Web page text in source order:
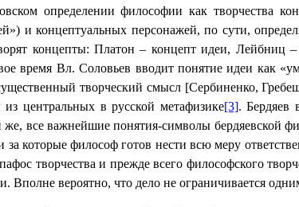
определении философии как творчества
и концептуальных персонажей, по сути,
концепты: Платон – концепт идеи, Лейбниц
время Вл. Соловьев вводит понятие идеи как
творческий смысл [Сербиненко,
центральных в русской метафизике[3].Бердяев
все важнейшие понятия-символы бердяевской
которые философ готов нести всю меру
творчества и прежде всего философского
Вполне вероятно, что дело не ограничивается